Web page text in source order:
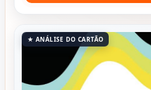
★ ANÁLISE DO CARTÃO